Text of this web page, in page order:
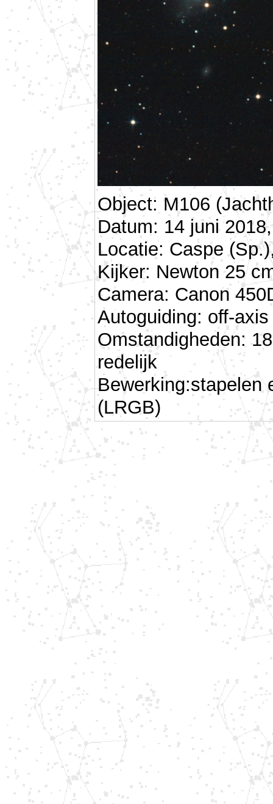
Object: M106
Datum: 14 juni
Locatie: Caspe
Kijker: Newton 25
Camera: Canon
Autoguiding: off-
Omstandigheden:
redelijk
Bewerking:stapelen
(LRGB)